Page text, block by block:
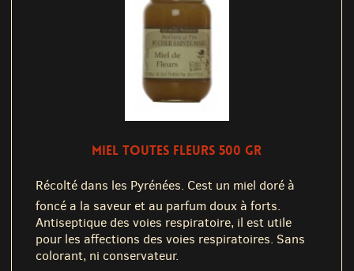
MIEL TOUTES FLEURS 500 GR
Récolté dans les Pyrénées. Cest un miel doré à
foncé a la saveur et au parfum doux à forts.
Antiseptique des voies respiratoire, il est utile
pour les affections des voies respiratoires. Sans
colorant, ni conservateur.